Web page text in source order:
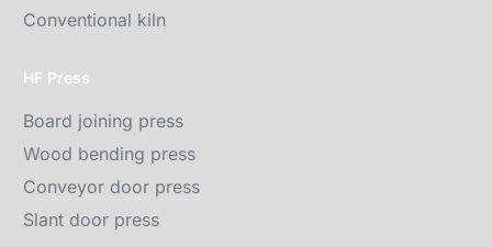
Conventional kiln
HF Press
Board joining press
Wood bending press
Conveyor door press
Slant door press